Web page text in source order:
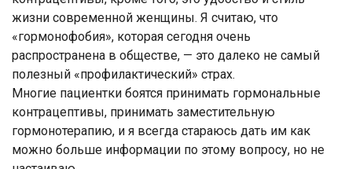
жизни современной женщины. Я считаю, что
«гормонофобия», которая сегодня очень
распространена в обществе, — это далеко не самый
полезный «профилактический» страх.
Многие пациентки боятся принимать гормональные
контрацептивы, принимать заместительную
гормонотерапию, и я всегда стараюсь дать им как
можно больше информации по этому вопросу, но не